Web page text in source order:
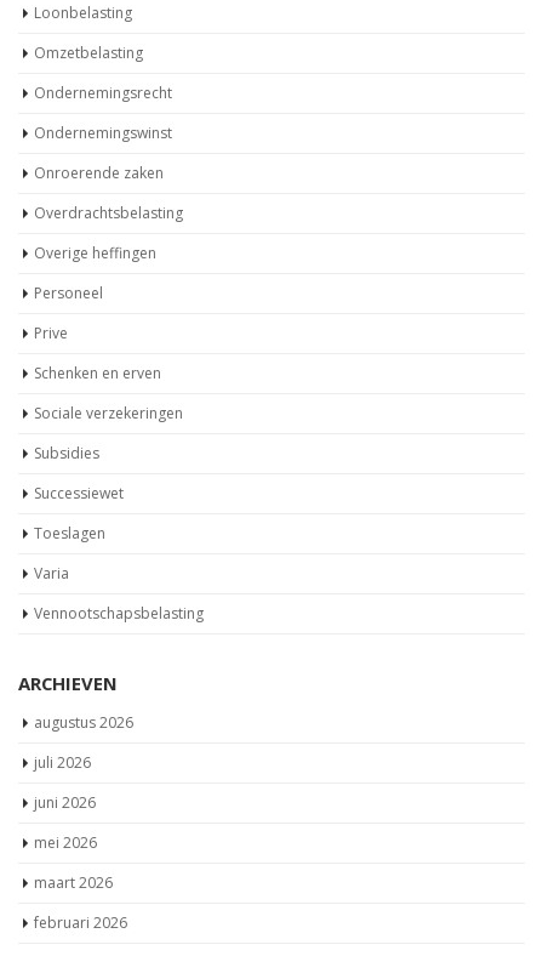
Loonbelasting
Omzetbelasting
Ondernemingsrecht
Ondernemingswinst
Onroerende zaken
Overdrachtsbelasting
Overige heffingen
Personeel
Prive
Schenken en erven
Sociale verzekeringen
Subsidies
Successiewet
Toeslagen
Varia
Vennootschapsbelasting
ARCHIEVEN
augustus 2026
juli 2026
juni 2026
mei 2026
maart 2026
februari 2026